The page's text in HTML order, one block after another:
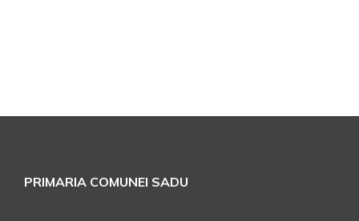
PRIMARIA COMUNEI SADU